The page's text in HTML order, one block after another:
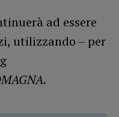
ad essere
utilizzando – per
.